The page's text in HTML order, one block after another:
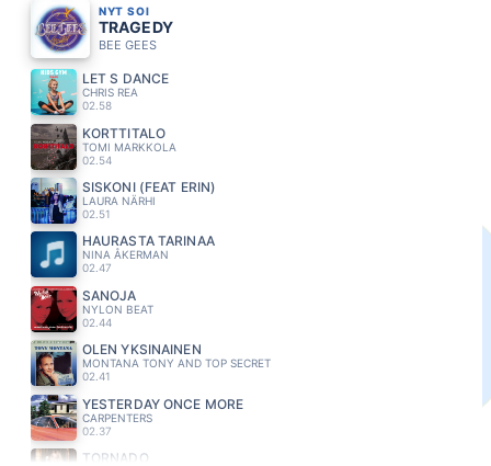
NYT SOI
TRAGEDY
BEE GEES
LET S DANCE
CHRIS REA
02.58
KORTTITALO
TOMI MARKKOLA
02.54
SISKONI (FEAT ERIN)
LAURA NÄRHI
02.51
HAURASTA TARINAA
NINA ÅKERMAN
02.47
SANOJA
NYLON BEAT
02.44
OLEN YKSINAINEN
MONTANA TONY AND TOP SECRET
02.41
YESTERDAY ONCE MORE
CARPENTERS
02.37
TORNADO